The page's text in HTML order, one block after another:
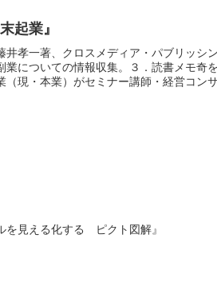
起業』
井孝一著、クロスメディア・パブリッシ
業についての情報収集。３．読書メモ奇
（現・本業）がセミナー講師・経営コン
を見える化する ピクト図解』